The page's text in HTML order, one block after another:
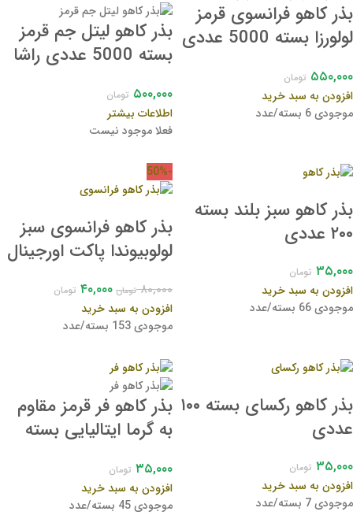
بذر کاهو فرانسوی قرمز
لولورزا بسته 5000 عددی
۵۵۰,۰۰۰ تومان
افزودن به سبد خرید
موجودی 6 بسته/عدد
بذر کاهو لیتل جم قرمز
بسته 5000 عددی راشا
۵۰۰,۰۰۰ تومان
اطلاعات بیشتر
فعلا موجود نیست
بذر کاهو سبز بلند بسته
۲۰۰ عددی
۳۵,۰۰۰ تومان
افزودن به سبد خرید
موجودی 66 بسته/عدد
-50%
بذر کاهو فرانسوی سبز
لولوبیوندا پاکت اورجینال
۸۰,۰۰۰ تومان ۴۰,۰۰۰ تومان
افزودن به سبد خرید
موجودی 153 بسته/عدد
بذر کاهو رکسای بسته ۱۰۰
عددی
۳۵,۰۰۰ تومان
افزودن به سبد خرید
موجودی 7 بسته/عدد
بذر کاهو فر قرمز مقاوم
به گرما ایتالیایی بسته
۳۵,۰۰۰ تومان
افزودن به سبد خرید
موجودی 45 بسته/عدد